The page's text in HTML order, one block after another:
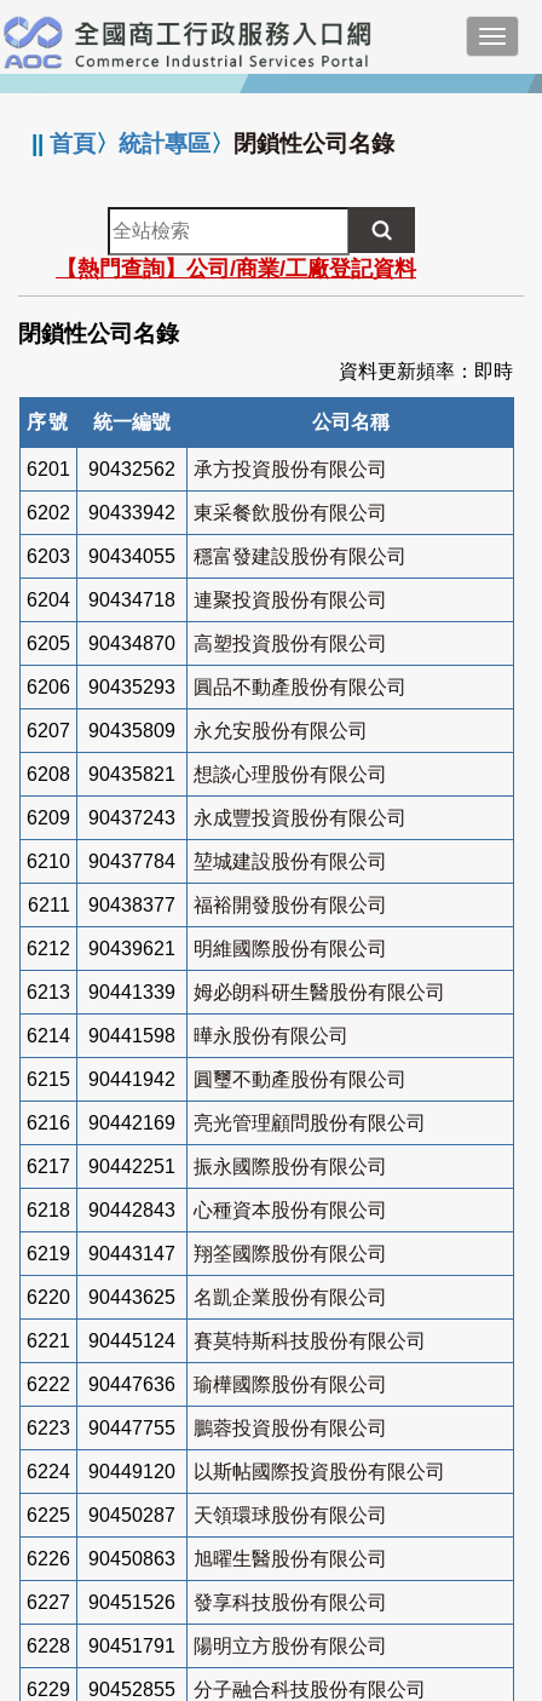
跳
到
主
要
:::
||首頁〉統計專區〉 閉鎖性公司名錄
全
站
檢
索
【熱門查詢】公司/商業/工廠登記資料
閉鎖性公司名錄
資料更新頻率：即時
序號 統一編號 公司名稱
6201 90432562 承方投資股份有限公司
6202 90433942 東采餐飲股份有限公司
6203 90434055 穩富發建設股份有限公司
6204 90434718 連聚投資股份有限公司
6205 90434870 高塑投資股份有限公司
6206 90435293 圓品不動產股份有限公司
6207 90435809 永允安股份有限公司
6208 90435821 想談心理股份有限公司
6209 90437243 永成豐投資股份有限公司
6210 90437784 堃城建設股份有限公司
6211 90438377 福裕開發股份有限公司
6212 90439621 明維國際股份有限公司
6213 90441339 姆必朗科研生醫股份有限公司
6214 90441598 曄永股份有限公司
6215 90441942 圓璽不動產股份有限公司
6216 90442169 亮光管理顧問股份有限公司
6217 90442251 振永國際股份有限公司
6218 90442843 心種資本股份有限公司
6219 90443147 翔筌國際股份有限公司
6220 90443625 名凱企業股份有限公司
6221 90445124 賽莫特斯科技股份有限公司
6222 90447636 瑜樺國際股份有限公司
6223 90447755 鵬蓉投資股份有限公司
6224 90449120 以斯帖國際投資股份有限公司
6225 90450287 天領環球股份有限公司
6226 90450863 旭曜生醫股份有限公司
6227 90451526 發享科技股份有限公司
6228 90451791 陽明立方股份有限公司
6229 90452855 分子融合科技股份有限公司